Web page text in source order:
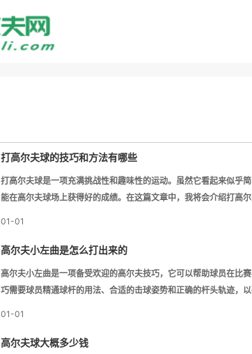
打高尔夫球的技巧和方法有哪些
打高尔夫球是一项充满挑战性和趣味性的运动。虽然它看起来似乎
能在高尔夫球场上获得好的成绩。在这篇文章中，我将会介绍打高
01-01
高尔夫小左曲是怎么打出来的
高尔夫小左曲是一项备受欢迎的高尔夫技巧，它可以帮助球员在比
巧需要球员精通球杆的用法、合适的击球姿势和正确的杆头轨迹，
01-01
高尔夫球大概多少钱